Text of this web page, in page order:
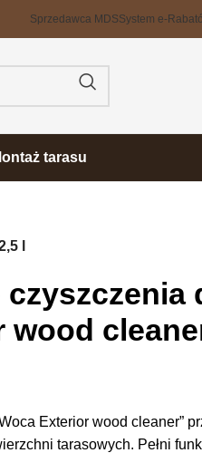
Sprzedawca MDSSystem e-
tarasu
l
czyszczenia
wood
Exterior wood cleaner”
tarasowych. Pełni